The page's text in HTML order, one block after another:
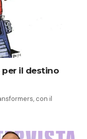
per il destino
con il